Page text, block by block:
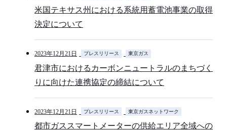
米国テキサス州における系統用蓄電池事業の取得
決定について
2023年12月21日 プレスリリース 東京ガス
君津市におけるカーボンニュートラルのまちづく
りに向けた連携協定の締結について
2023年12月21日 プレスリリース 東京ガスネットワーク
都市ガススマートメーターの供給エリア全域への